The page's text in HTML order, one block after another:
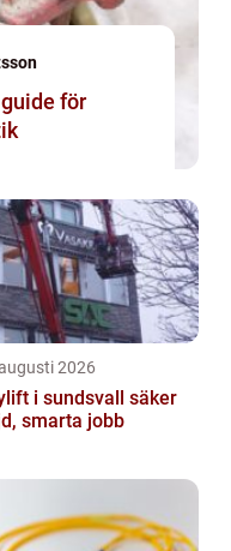
för
2026
i sundsvall säker
smarta jobb